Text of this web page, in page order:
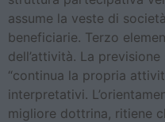
assume la veste di
beneficiarie. Terzo
dell’attività. La
“continua la propria
interpretativi.
migliore dottrina, ritiene